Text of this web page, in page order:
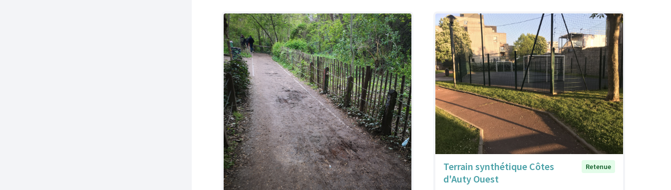
Terrain synthétique Côtes
d'Auty Ouest
Retenue